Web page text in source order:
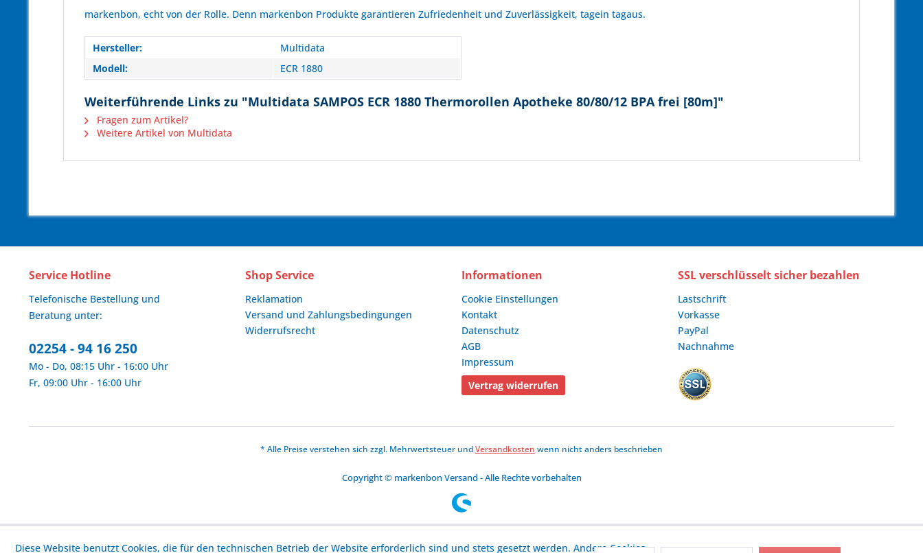
markenbon, echt von der Rolle. Denn markenbon Produkte garantieren Zufriedenheit und Zuverlässigkeit, tagein tagaus.
Hersteller:
Multidata
Modell:
ECR 1880
Weiterführende Links zu "Multidata SAMPOS ECR 1880 Thermorollen Apotheke 80/80/12 BPA frei [80m]"
Fragen zum Artikel?
Weitere Artikel von Multidata
Service Hotline
Telefonische Bestellung und
Beratung unter:
02254 - 94 16 250
Mo - Do, 08:15 Uhr - 16:00 Uhr
Fr, 09:00 Uhr - 16:00 Uhr
Shop Service
Reklamation
Versand und Zahlungsbedingungen
Widerrufsrecht
Informationen
Cookie Einstellungen
Kontakt
Datenschutz
AGB
Impressum
Vertrag widerrufen
SSL verschlüsselt sicher bezahlen
Lastschrift
Vorkasse
PayPal
Nachnahme
* Alle Preise verstehen sich zzgl. Mehrwertsteuer undVersandkosten wenn nicht anders beschrieben
Copyright © markenbon Versand - Alle Rechte vorbehalten
Diese Website benutzt Cookies, die für den technischen Betrieb der Website erforderlich sind und stets gesetzt werden. Andere Cookies,